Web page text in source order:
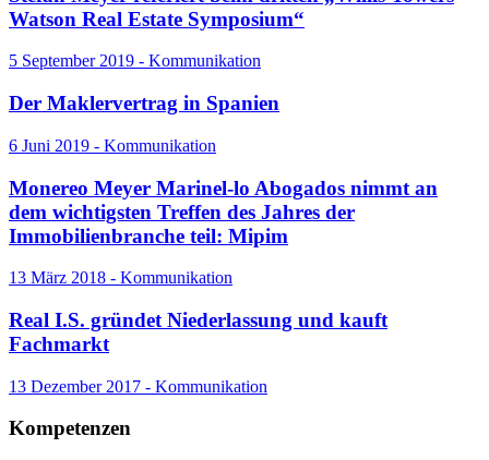
Watson Real Estate Symposium“
5 September 2019 - Kommunikation
Der Maklervertrag in Spanien
6 Juni 2019 - Kommunikation
Monereo Meyer Marinel-lo Abogados nimmt an
dem wichtigsten Treffen des Jahres der
Immobilienbranche teil: Mipim
13 März 2018 - Kommunikation
Real I.S. gründet Niederlassung und kauft
Fachmarkt
13 Dezember 2017 - Kommunikation
Kompetenzen